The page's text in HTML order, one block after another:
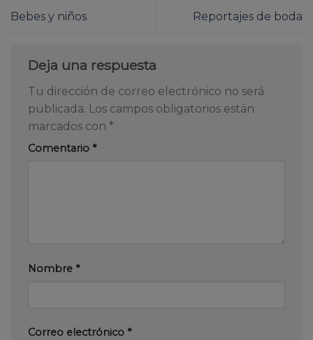
Bebes y niños Reportajes de boda
Deja una respuesta
Tu dirección de correo electrónico no será
publicada. Los campos obligatorios están
marcados con *
Comentario *
Nombre *
Correo electrónico *